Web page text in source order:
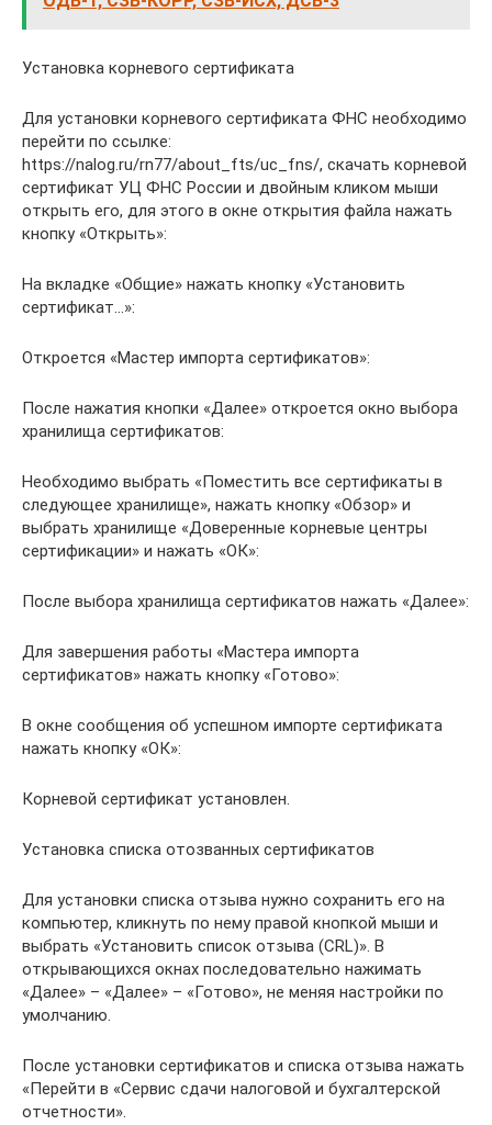
Установка корневого сертификата
Для установки корневого сертификата ФНС необходимо
перейти по ссылке:
https://nalog.ru/rn77/about_fts/uc_fns/, скачать корневой
сертификат УЦ ФНС России и двойным кликом мыши
открыть его, для этого в окне открытия файла нажать
кнопку «Открыть»:
На вкладке «Общие» нажать кнопку «Установить
сертификат…»:
Откроется «Мастер импорта сертификатов»:
После нажатия кнопки «Далее» откроется окно выбора
хранилища сертификатов:
Необходимо выбрать «Поместить все сертификаты в
следующее хранилище», нажать кнопку «Обзор» и
выбрать хранилище «Доверенные корневые центры
сертификации» и нажать «ОК»:
После выбора хранилища сертификатов нажать «Далее»:
Для завершения работы «Мастера импорта
сертификатов» нажать кнопку «Готово»:
В окне сообщения об успешном импорте сертификата
нажать кнопку «ОК»:
Корневой сертификат установлен.
Установка списка отозванных сертификатов
Для установки списка отзыва нужно сохранить его на
компьютер, кликнуть по нему правой кнопкой мыши и
выбрать «Установить список отзыва (CRL)». В
открывающихся окнах последовательно нажимать
«Далее» – «Далее» – «Готово», не меняя настройки по
умолчанию.
После установки сертификатов и списка отзыва нажать
«Перейти в «Сервис сдачи налоговой и бухгалтерской
отчетности».